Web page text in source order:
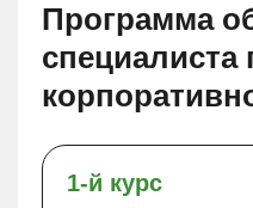
Программа
специалиста
1-й курс